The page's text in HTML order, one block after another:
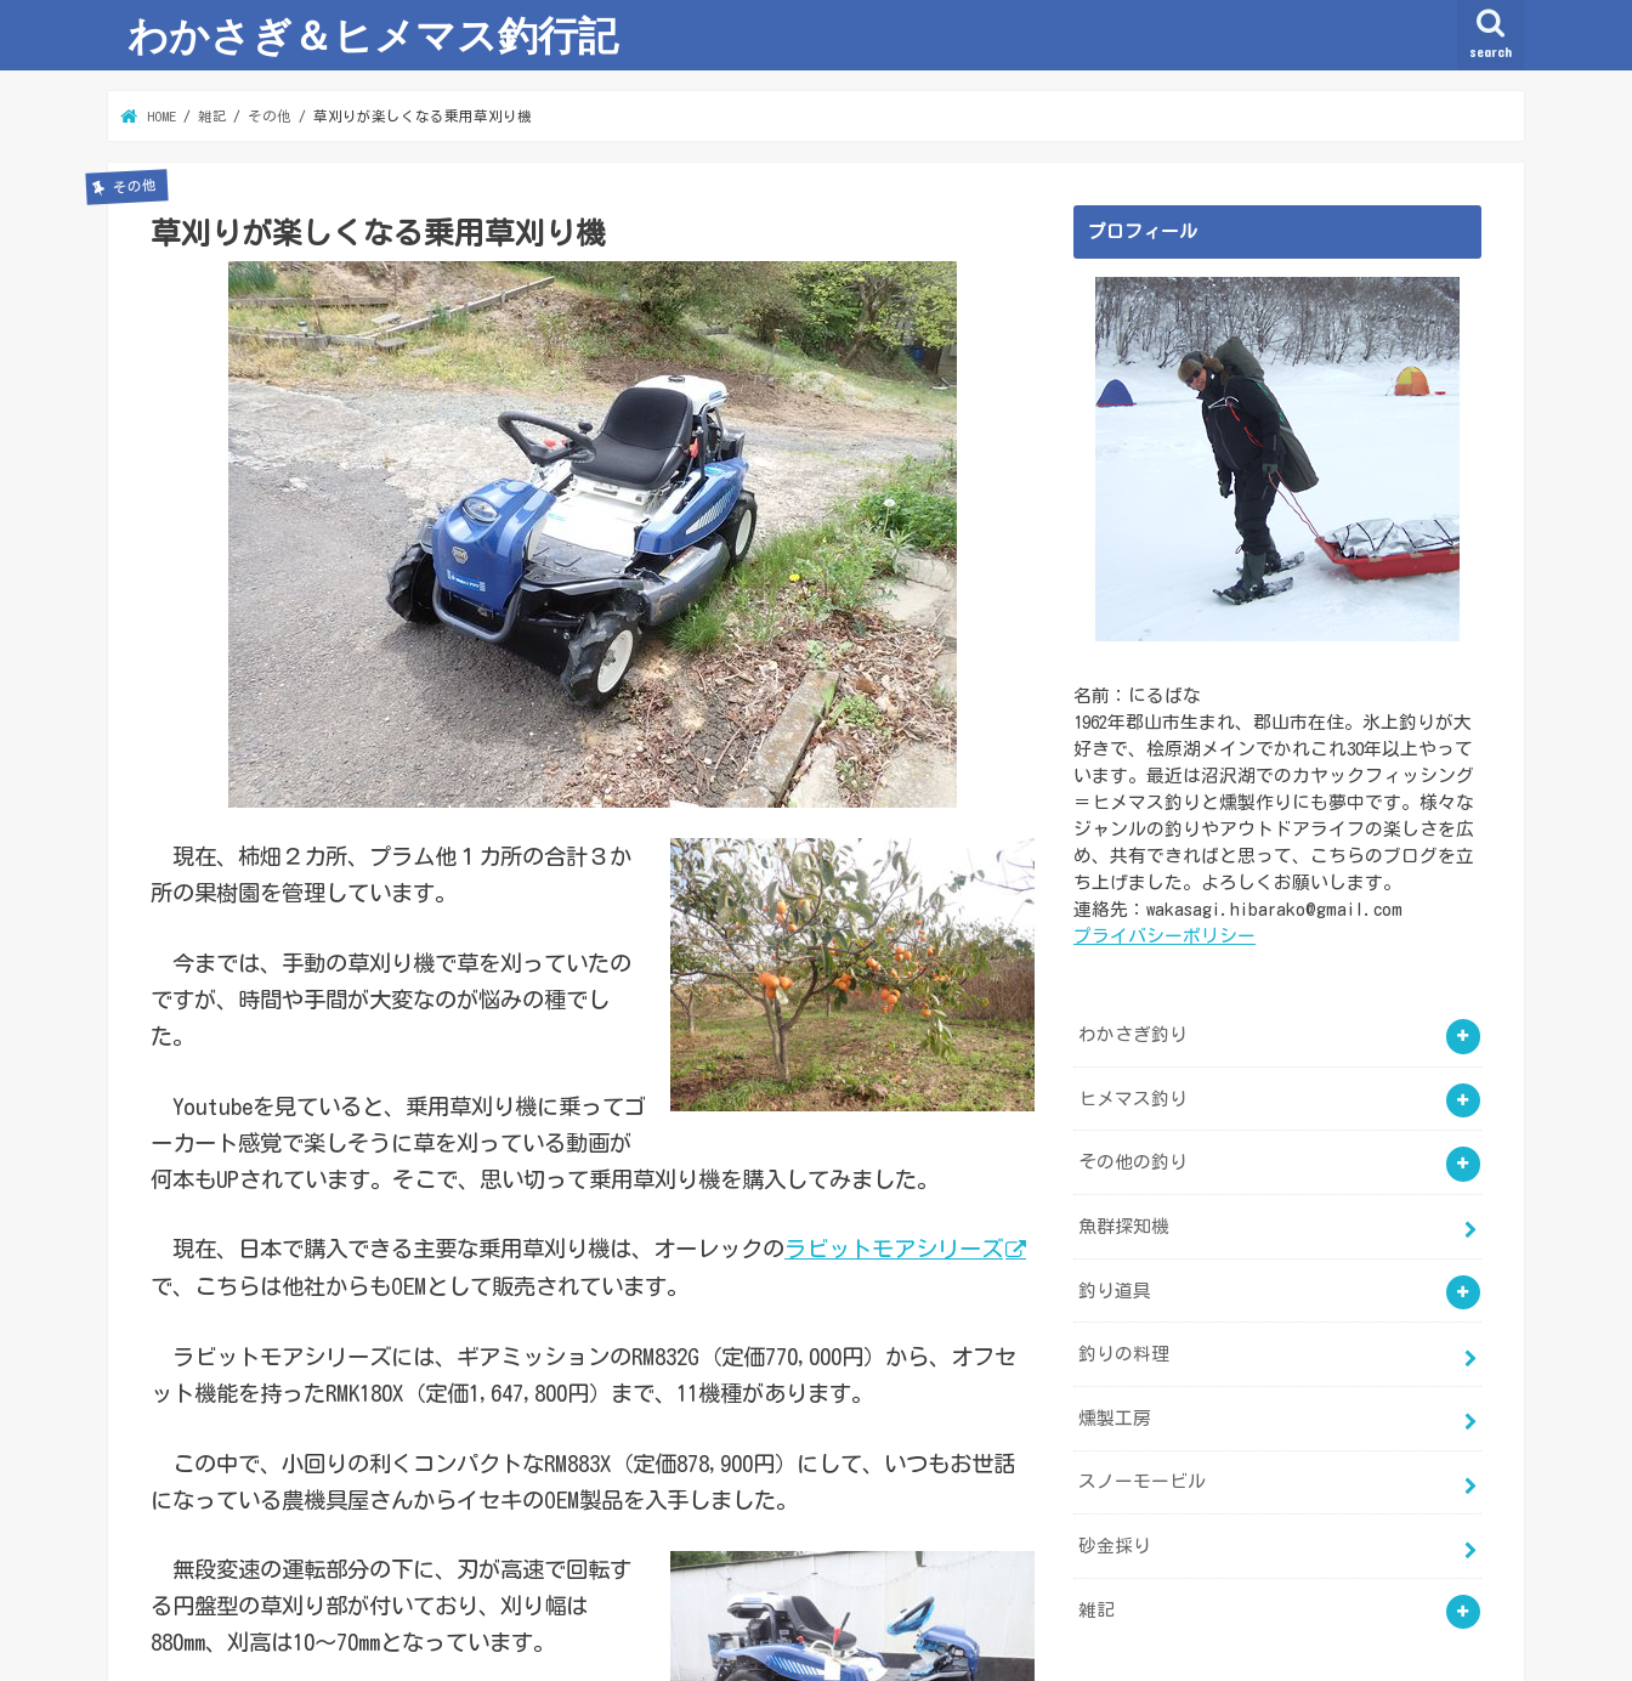
わかさぎ＆ヒメマス釣行記 search
HOME 雑記 その他 草刈りが楽しくなる乗用草刈り機
その他
草刈りが楽しくなる乗用草刈り機
現在、柿畑２カ所、プラム他１カ所の合計３か
所の果樹園を管理しています。
今までは、手動の草刈り機で草を刈っていたの
ですが、時間や手間が大変なのが悩みの種でし
た。
Youtubeを見ていると、乗用草刈り機に乗ってゴ
ーカート感覚で楽しそうに草を刈っている動画が
何本もUPされています。そこで、思い切って乗用草刈り機を購入してみました。
現在、日本で購入できる主要な乗用草刈り機は、オーレックのラビットモアシリーズ
で、こちらは他社からもOEMとして販売されています。
ラビットモアシリーズには、ギアミッションのRM832G（定価770,000円）から、オフセ
ット機能を持ったRMK180X（定価1,647,800円）まで、11機種があります。
この中で、小回りの利くコンパクトなRM883X（定価878,900円）にして、いつもお世話
になっている農機具屋さんからイセキのOEM製品を入手しました。
無段変速の運転部分の下に、刃が高速で回転す
る円盤型の草刈り部が付いており、刈り幅は
880mm、刈高は10～70mmとなっています。
プロフィール
名前：にるばな
1962年郡山市生まれ、郡山市在住。氷上釣りが大
好きで、桧原湖メインでかれこれ30年以上やって
います。最近は沼沢湖でのカヤックフィッシング
＝ヒメマス釣りと燻製作りにも夢中です。様々な
ジャンルの釣りやアウトドアライフの楽しさを広
め、共有できればと思って、こちらのブログを立
ち上げました。よろしくお願いします。
連絡先：wakasagi.hibarako@gmail.com
プライバシーポリシー
わかさぎ釣り
ヒメマス釣り
その他の釣り
魚群探知機
釣り道具
釣りの料理
燻製工房
スノーモービル
砂金採り
雑記